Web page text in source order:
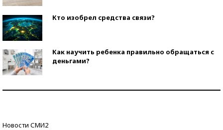
Кто изобрел средства связи?
Как научить ребенка правильно обращаться с
деньгами?
Новости СМИ2